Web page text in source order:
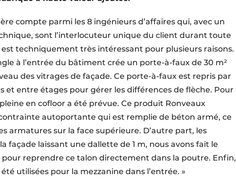
compte parmi les 8 ingénieurs d’affaires qui, avec un
sont l’interlocuteur unique du client durant toute
techniquement très intéressant pour plusieurs raisons.
à l’entrée du bâtiment crée un porte-à-faux de 30 m²
des vitrages de façade. Ce porte-à-faux est repris par
et entre étages pour gérer les différences de flèche. Pour
en cofloor a été prévue. Ce produit Ronveaux
autoportante qui est remplie de béton armé, ce
armatures sur la face supérieure. D’autre part, les
façade laissant une dallette de 1 m, nous avons fait le
reprendre ce talon directement dans la poutre. Enfin,
utilisées pour la mezzanine dans l’entrée. »